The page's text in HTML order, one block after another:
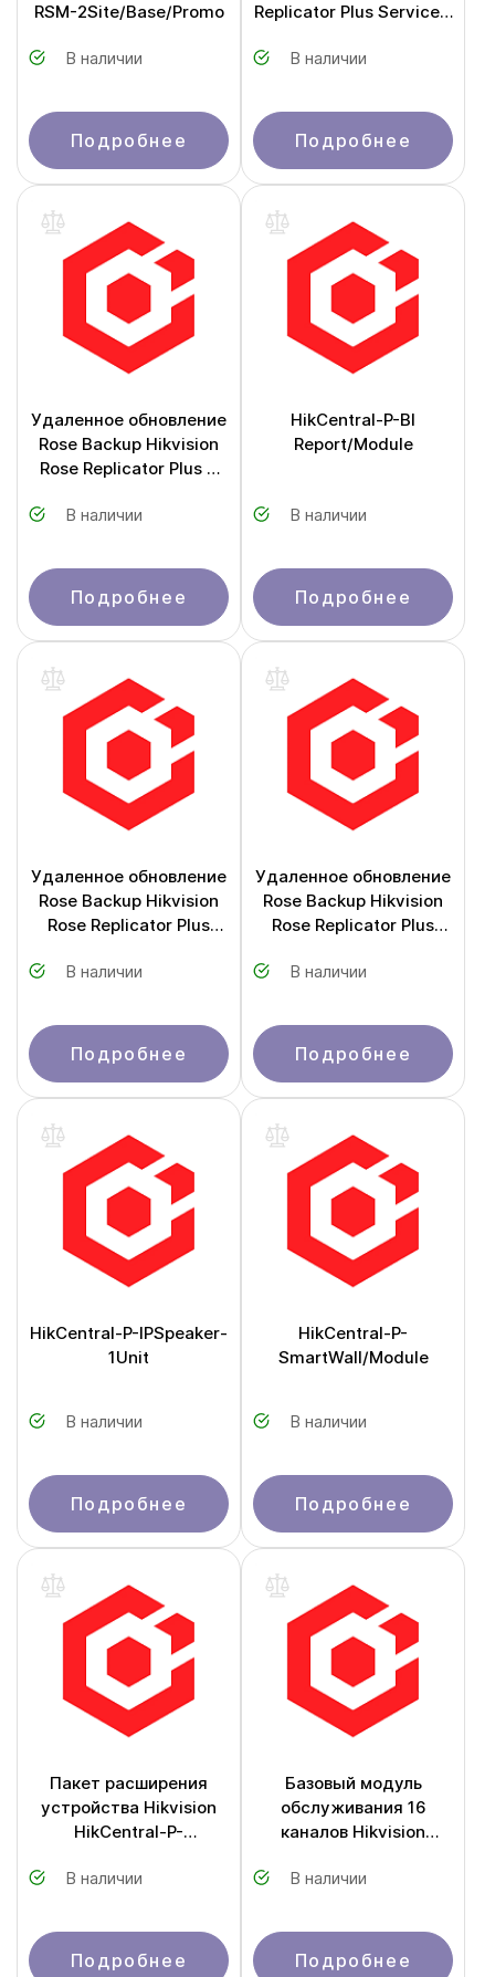
RSM-2Site/Base/Promo
В наличии
Подробнее
Replicator Plus Service 1
В наличии
Подробнее
Удаленное обновление
Rose Backup Hikvision
Rose Replicator Plus 3
В наличии
Подробнее
HikCentral-P-BI
Report/Module
В наличии
Подробнее
Удаленное обновление
Rose Backup Hikvision
Rose Replicator Plus
В наличии
Подробнее
Удаленное обновление
Rose Backup Hikvision
Rose Replicator Plus
В наличии
Подробнее
HikCentral-P-IPSpeaker-
1Unit
В наличии
Подробнее
HikCentral-P-
SmartWall/Module
В наличии
Подробнее
Пакет расширения
устройства Hikvision
HikCentral-P-
В наличии
Подробнее
Базовый модуль
обслуживания 16
каналов Hikvision
Maintenance-Base/16ch
В наличии
Подробнее